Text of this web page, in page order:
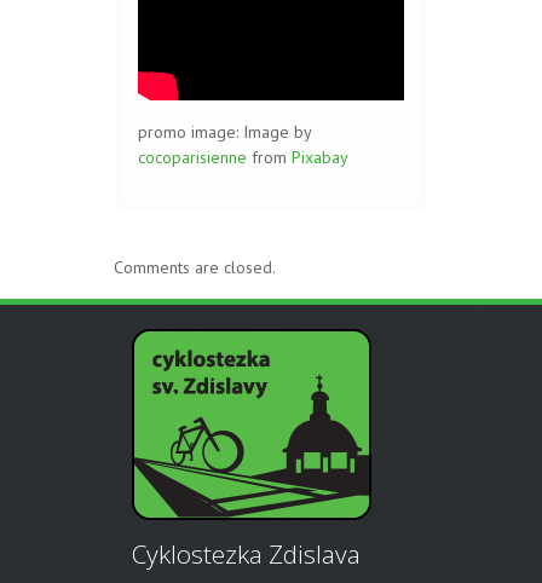
promo image: Image by
cocoparisienne from Pixabay
Comments are closed.
Cyklostezka Zdislava